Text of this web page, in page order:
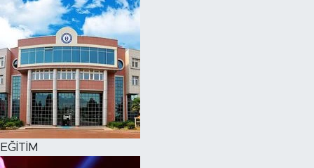
EĞİTİM